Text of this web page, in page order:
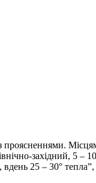
західний, 5 –
вдень 25 – 30°